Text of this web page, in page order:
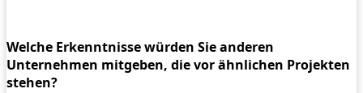
Welche Erkenntnisse würden Sie anderen
Unternehmen mitgeben, die vor ähnlichen Projekten
stehen?